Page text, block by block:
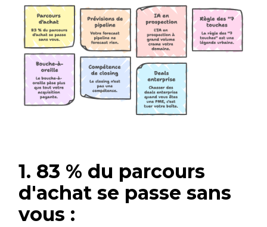
1. 83 % du parcours
d'achat se passe sans
vous :